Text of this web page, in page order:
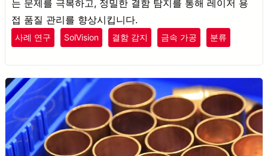
는 문제를 극복하고, 정밀한 결함 탐지를 통해 레이저 용
접 품질 관리를 향상시킵니다.
사례 연구 SolVision 결함 감지 금속 가공 분류